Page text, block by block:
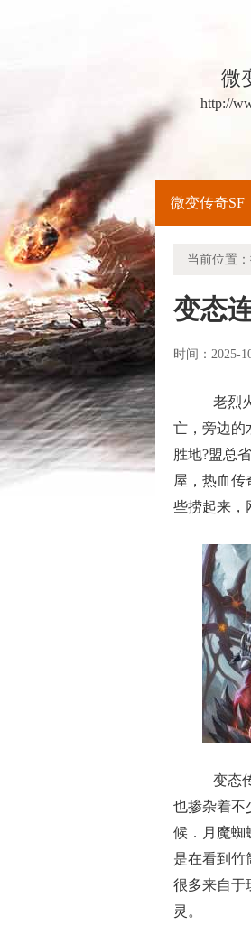
微
http://
微变传奇SF
当前位置：
变态
时间：2025-
老烈
亡，旁边的
胜地?盟总
屋，热血传
些捞起来，
变态
也掺杂着
候．月魔蜘
是在看到竹
很多来自于
灵。